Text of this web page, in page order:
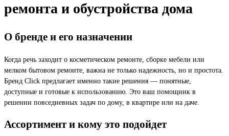
ремонта и обустройства дома
О бренде и его назначении
Когда речь заходит о косметическом ремонте, сборке мебели или
мелком бытовом ремонте, важна не только надежность, но и простота.
Бренд Click предлагает именно такие решения — понятные,
доступные и готовые к использованию. Это ваш помощник в
решении повседневных задач по дому, в квартире или на даче.
Ассортимент и кому это подойдет